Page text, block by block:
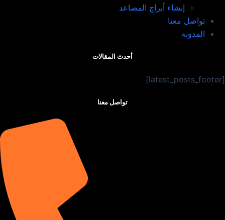
إنشاء أبراج المصاعد​
تواصل معنا
المدونة
أحدث المقالات
[latest_posts_footer]
تواصل معنا